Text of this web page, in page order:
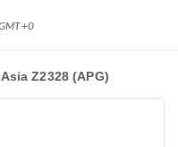
Z2328 (APG)